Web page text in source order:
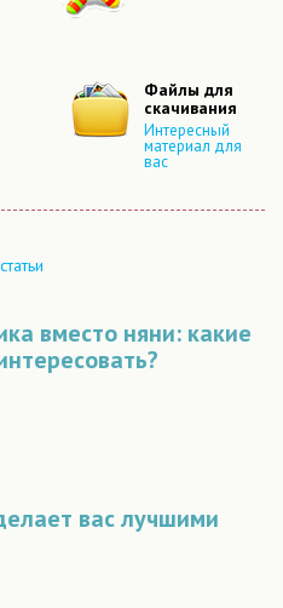
Файлы для
скачивания
Интересный
материал для
вас
вместо няни: какие
вас лучшими